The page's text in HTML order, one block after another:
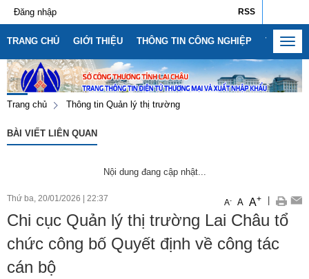
RSS
Đăng nhập
TRANG CHỦ GIỚI THIỆU THÔNG TIN CÔNG NGHIỆP THÔNG
Trang chủ Thông tin Quản lý thị trường
BÀI VIẾT LIÊN QUAN
Nội dung đang cập nhật...
Thứ ba, 20/01/2026 22:37 A- A A+
Chi cục Quản lý thị trường Lai Châu tổ
chức công bố Quyết định về công tác
cán bộ